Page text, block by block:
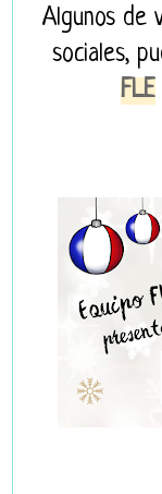
Algunos de
sociales,
FLE